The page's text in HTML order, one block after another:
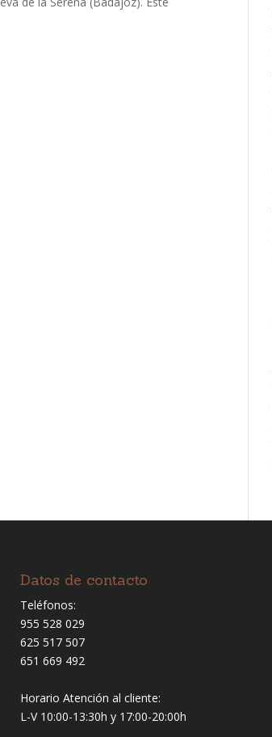
Datos de contacto
Teléfonos:
955 528 029
625 517 507
651 669 492
Horario Atención al cliente:
L-V 10:00-13:30h y 17:00-20:00h